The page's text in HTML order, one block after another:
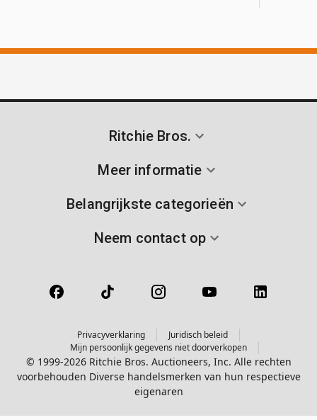
Ritchie Bros.
Meer informatie
Belangrijkste categorieën
Neem contact op
Privacyverklaring
Juridisch beleid
Mijn persoonlijk gegevens niet doorverkopen
© 1999-2026 Ritchie Bros. Auctioneers, Inc. Alle rechten
voorbehouden Diverse handelsmerken van hun respectieve
eigenaren